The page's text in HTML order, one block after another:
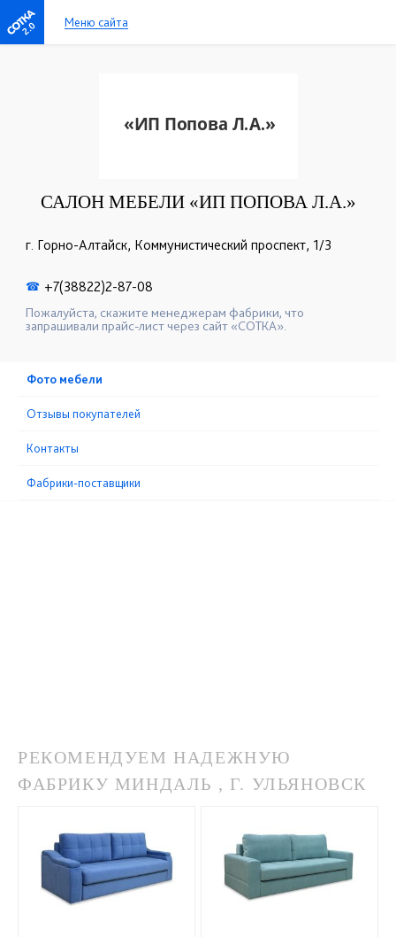
2.0 Меню сайта
САЛОН МЕБЕЛИ «ИП ПОПОВА Л.А.»
г. Горно-Алтайск, Коммунистический проспект, 1/3
☎ +7(38822)2-87-08
Пожалуйста, скажите менеджерам фабрики, что
запрашивали прайс-лист через сайт «СОТКА».
Фото мебели
Отзывы покупателей
Контакты
Фабрики-поставщики
РЕКОМЕНДУЕМ НАДЕЖНУЮ
ФАБРИКУ МИНДАЛЬ , Г. УЛЬЯНОВСК